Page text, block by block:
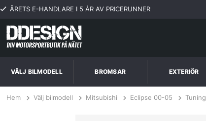
ÅRETS E-HANDLARE I 5 ÅR AV PRICERUNNER
VÄLJ BILMODELL BROMSAR EXTERIÖR
Hem Välj bilmodell Mitsubishi Eclipse 00-05 Tuning